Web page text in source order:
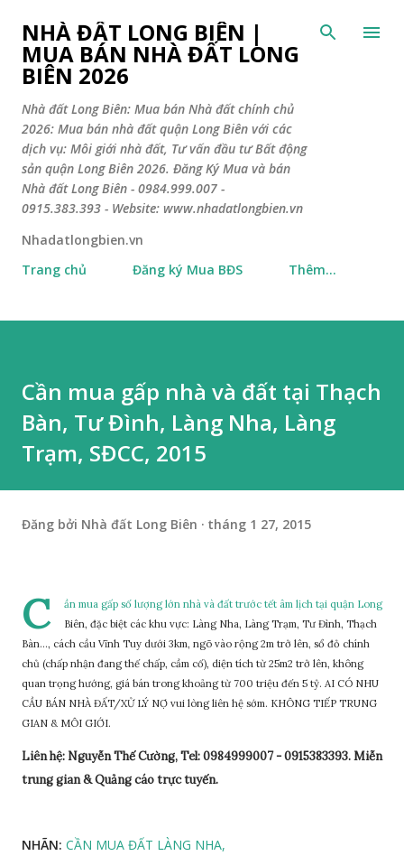
Chuyển đến nội dung chính
NHÀ ĐẤT LONG BIÊN |
MUA BÁN NHÀ ĐẤT LONG
BIÊN 2026
Nhà đất Long Biên: Mua bán Nhà đất chính chủ
2026: Mua bán nhà đất quận Long Biên với các
dịch vụ: Môi giới nhà đất, Tư vấn đầu tư Bất động
sản quận Long Biên 2026. Đăng Ký Mua và bán
Nhà đất Long Biên - 0984.999.007 -
0915.383.393 - Website: www.nhadatlongbien.vn
Nhadatlongbien.vn
Trang chủ
Đăng ký Mua BĐS Thêm…
Cần mua gấp nhà và đất tại Thạch
Bàn, Tư Đình, Làng Nha, Làng
Trạm, SĐCC, 2015
Đăng bởi Nhà đất Long Biên tháng 1 27, 2015
C
ần mua gấp số lượng lớn nhà và đất trước tết âm lịch tại quận Long
Biên, đặc biệt các khu vực: Làng Nha, Làng Trạm, Tư Đình, Thạch
Bàn..., cách cầu Vĩnh Tuy dưới 3km, ngõ vào rộng 2m trở lên, sổ đỏ chính
chủ (chấp nhận đang thế chấp, cầm cố), diện tích từ 25m2 trở lên, không
quan trọng hướng, giá bán trong khoảng từ 700 triệu đến 5 tỷ. AI CÓ NHU
CẦU BÁN NHÀ ĐẤT/XỬ LÝ NỢ vui lòng liên hệ sớm. KHÔNG TIẾP TRUNG
GIAN & MÔI GIỚI.
Liên hệ: Nguyễn Thế Cường, Tel: 0984999007 - 0915383393. Miễn
trung gian & Quảng cáo trực tuyến.
NHÃN: CẦN MUA ĐẤT LÀNG NHA